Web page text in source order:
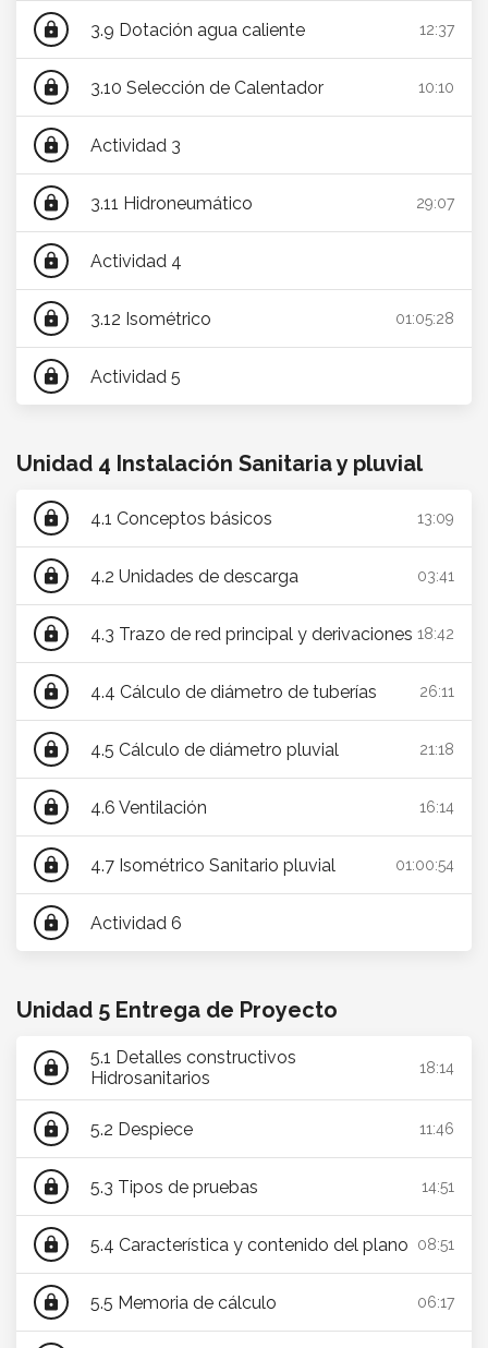
lock 3.9 Dotación agua caliente 12:37
lock 3.10 Selección de Calentador 10:10
lock Actividad 3
lock 3.11 Hidroneumático 29:07
lock Actividad 4
lock 3.12 Isométrico 01:05:28
lock Actividad 5
Unidad 4 Instalación Sanitaria y pluvial
lock 4.1 Conceptos básicos 13:09
lock 4.2 Unidades de descarga 03:41
lock 4.3 Trazo de red principal y derivaciones 18:42
lock 4.4 Cálculo de diámetro de tuberías 26:11
lock 4.5 Cálculo de diámetro pluvial 21:18
lock 4.6 Ventilación 16:14
lock 4.7 Isométrico Sanitario pluvial 01:00:54
lock Actividad 6
Unidad 5 Entrega de Proyecto
lock
5.1 Detalles constructivos
Hidrosanitarios
18:14
lock 5.2 Despiece 11:46
lock 5.3 Tipos de pruebas 14:51
lock 5.4 Característica y contenido del plano 08:51
lock 5.5 Memoria de cálculo 06:17